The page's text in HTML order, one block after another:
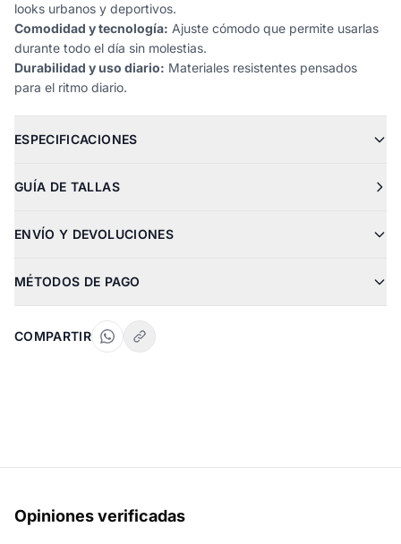
looks urbanos y deportivos.
Comodidad y tecnología: Ajuste cómodo que permite usarlas
durante todo el día sin molestias.
Durabilidad y uso diario: Materiales resistentes pensados
para el ritmo diario.
ESPECIFICACIONES
GUÍA DE TALLAS
ENVÍO Y DEVOLUCIONES
MÉTODOS DE PAGO
COMPARTIR
Opiniones verificadas